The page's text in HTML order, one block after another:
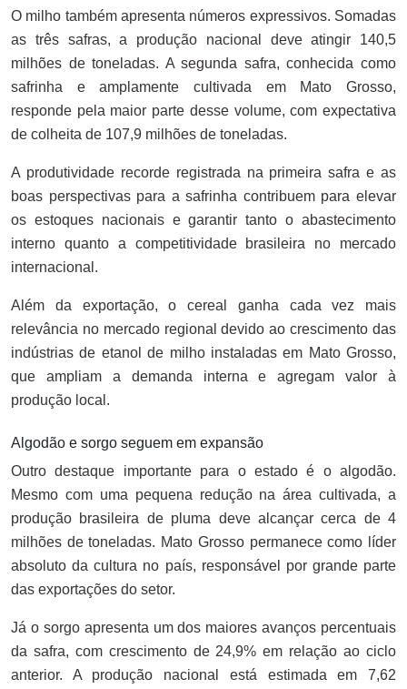
O milho também apresenta números expressivos. Somadas
as três safras, a produção nacional deve atingir 140,5
milhões de toneladas. A segunda safra, conhecida como
safrinha e amplamente cultivada em Mato Grosso,
responde pela maior parte desse volume, com expectativa
de colheita de 107,9 milhões de toneladas.
A produtividade recorde registrada na primeira safra e as
boas perspectivas para a safrinha contribuem para elevar
os estoques nacionais e garantir tanto o abastecimento
interno quanto a competitividade brasileira no mercado
internacional.
Além da exportação, o cereal ganha cada vez mais
relevância no mercado regional devido ao crescimento das
indústrias de etanol de milho instaladas em Mato Grosso,
que ampliam a demanda interna e agregam valor à
produção local.
Algodão e sorgo seguem em expansão
Outro destaque importante para o estado é o algodão.
Mesmo com uma pequena redução na área cultivada, a
produção brasileira de pluma deve alcançar cerca de 4
milhões de toneladas. Mato Grosso permanece como líder
absoluto da cultura no país, responsável por grande parte
das exportações do setor.
Já o sorgo apresenta um dos maiores avanços percentuais
da safra, com crescimento de 24,9% em relação ao ciclo
anterior. A produção nacional está estimada em 7,62